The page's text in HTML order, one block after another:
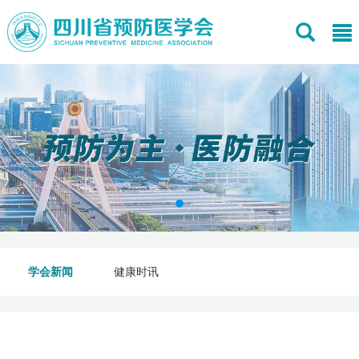
学会新闻 健康时讯